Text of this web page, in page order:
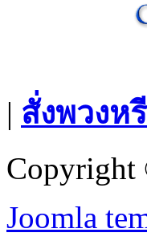
| สั่งพวงห
Copyright
Joomla